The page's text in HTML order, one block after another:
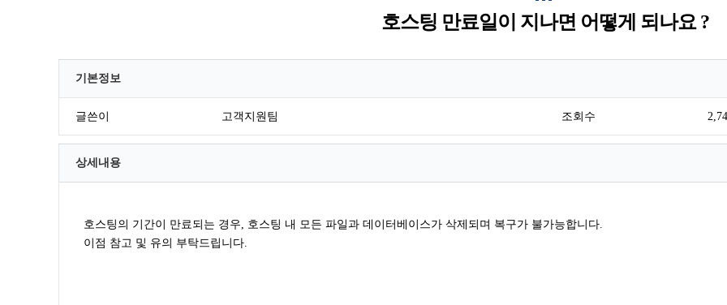
호스팅 만료일이 지나면 어떻게 되나요 ?
기본정보
글쓴이 고객지원팀 조회수
상세내용
호스팅의 기간이 만료되는 경우, 호스팅 내 모든 파일과 데이터베이스가 삭제되며 복구가 불가능합니다.
이점 참고 및 유의 부탁드립니다.